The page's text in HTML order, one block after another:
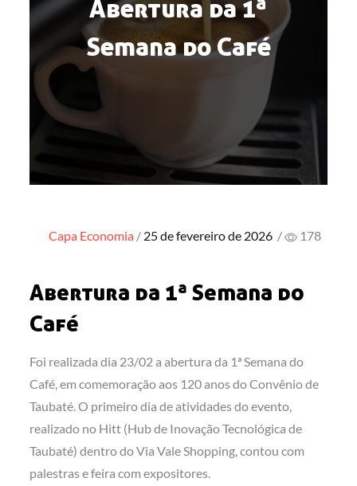
Abertura da 1ª
Semana do Café
Capa Economia Posted
25 de fevereiro de 2026 / 178
Abertura da 1ª Semana do
Café
Foi realizada dia 23/02 a abertura da 1ª Semana do
Café, em comemoração aos 120 anos do Convênio de
Taubaté. O primeiro dia de atividades do evento,
realizado no Hitt (Hub de Inovação Tecnológica de
Taubaté) dentro do Via Vale Shopping, contou com
palestras e feira com expositores.